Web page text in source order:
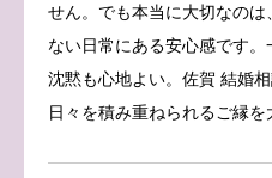
せん。でも本当に大切なの
ない日常にある安心感です。
沈黙も心地よい。佐賀 結婚
日々を積み重ねられるご縁を